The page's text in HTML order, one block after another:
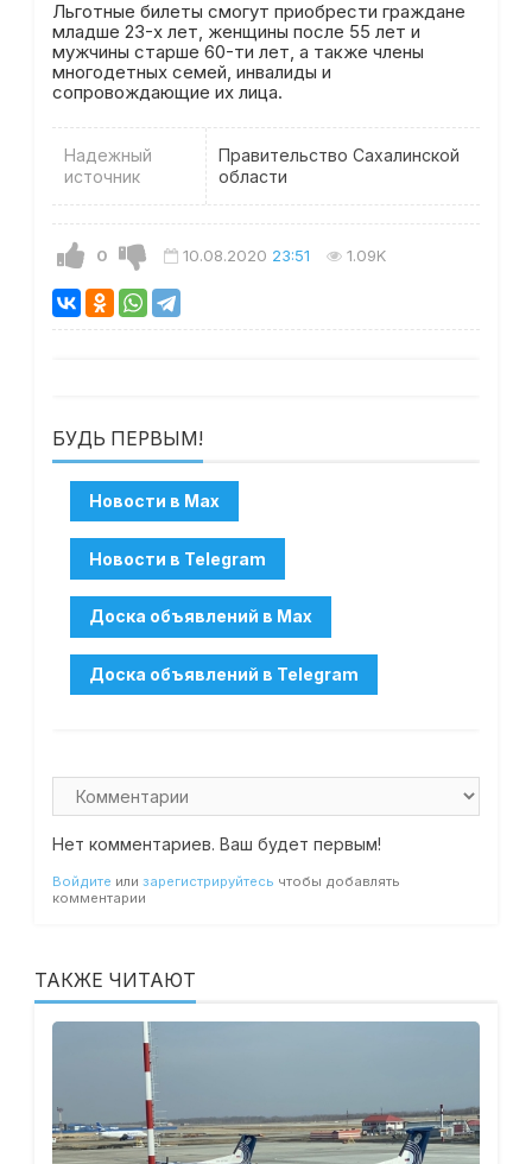
Льготные билеты смогут приобрести граждане
младше 23-х лет, женщины после 55 лет и
мужчины старше 60-ти лет, а также члены
многодетных семей, инвалиды и
сопровождающие их лица.
Надежный
источник
Правительство Сахалинской
области
0 10.08.2020 23:51 1.09K
БУДЬ ПЕРВЫМ!
Нет комментариев. Ваш будет первым!
Войдите или зарегистрируйтесь чтобы добавлять
комментарии
ТАКЖЕ ЧИТАЮТ